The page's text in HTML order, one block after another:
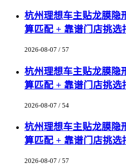
杭州理想车主贴龙膜隐
算匹配 + 靠谱门店挑选
2026-08-07 / 57
杭州理想车主贴龙膜隐
算匹配 + 靠谱门店挑选
2026-08-07 / 54
杭州理想车主贴龙膜隐
算匹配 + 靠谱门店挑选
2026-08-07 / 57